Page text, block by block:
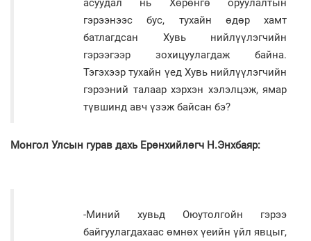
асуудал нь Хөрөнгө оруулалтын
гэрээнээс бус, тухайн өдөр хамт
батлагдсан Хувь нийлүүлэгчийн
гэрээгээр зохицуулагдаж байна.
Тэгэхээр тухайн үед Хувь нийлүүлэгчийн
гэрээний талаар хэрхэн хэлэлцэж, ямар
түвшинд авч үзэж байсан бэ?
Монгол Улсын гурав дахь Ерөнхийлөгч Н.Энхбаяр:
-Миний хувьд Оюутолгойн гэрээ
байгуулагдахаас өмнөх үеийн үйл явцыг,